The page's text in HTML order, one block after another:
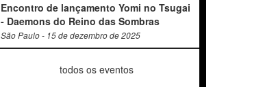
Encontro de lançamento Yomi no Tsugai
- Daemons do Reino das Sombras
São Paulo - 15 de dezembro de 2025
todos os eventos